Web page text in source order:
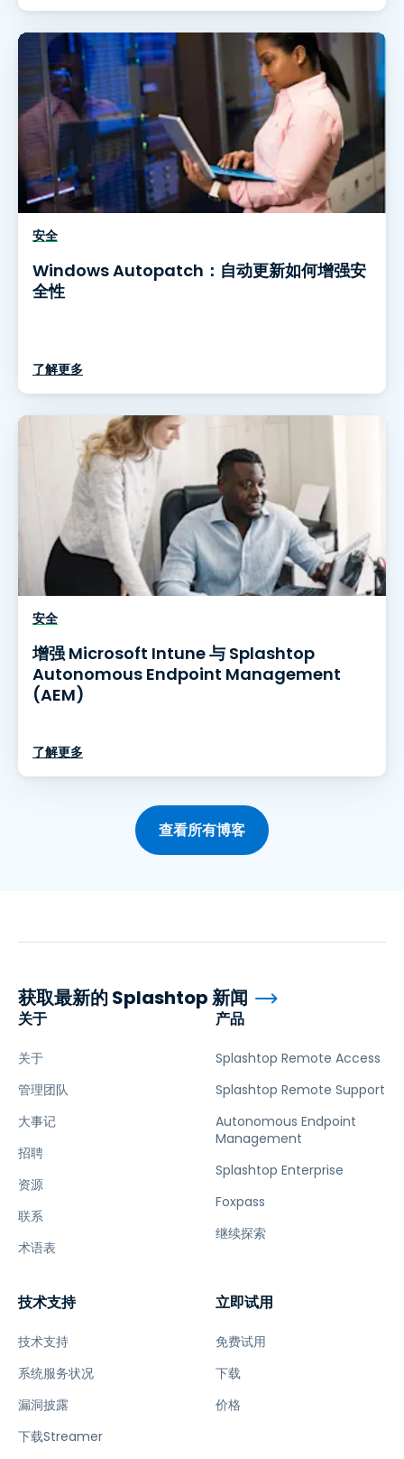
安全
Windows Autopatch：自动更新如何增强安
全性
了解更多
安全
增强 Microsoft Intune 与 Splashtop
Autonomous Endpoint Management
(AEM)
了解更多
查看所有博客
关于
关于
管理团队
大事记
招聘
资源
联系
术语表
产品
Splashtop Remote Access
Splashtop Remote Support
Autonomous Endpoint
Management
Splashtop Enterprise
Foxpass
继续探索
技术支持
技术支持
系统服务状况
漏洞披露
下载Streamer
立即试用
免费试用
下载
价格
获取最新的 Splashtop 新闻